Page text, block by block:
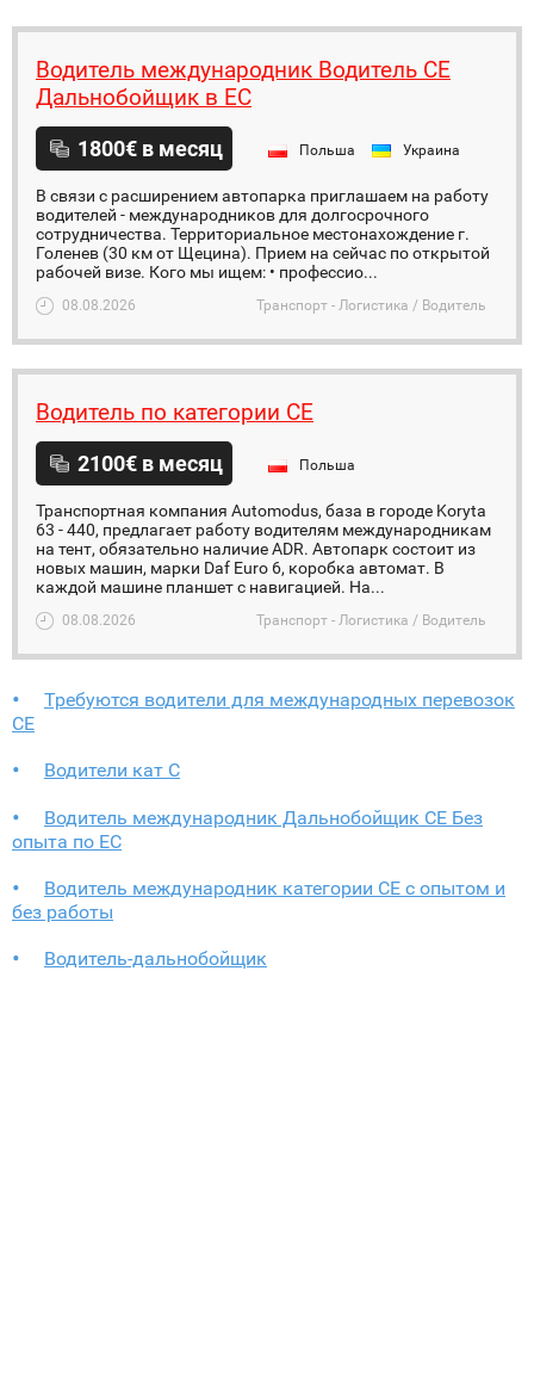
Водитель международник Водитель СЕ
Дальнобойщик в ЕС
1800€ в месяц Польша Украина
В связи с расширением автопарка приглашаем на работу
водителей - международников для долгосрочного
сотрудничества. Территориальное местонахождение г.
Голенев (30 км от Щецина). Прием на сейчас по открытой
рабочей визе. Кого мы ищем: • профессио...
08.08.2026 Транспорт - Логистика / Водитель
Водитель по категории СЕ
2100€ в месяц Польша
Транспортная компания Automodus, база в городе Koryta
63 - 440, предлагает работу водителям международникам
на тент, обязательно наличие ADR. Автопарк состоит из
новых машин, марки Daf Euro 6, коробка автомат. В
каждой машине планшет с навигацией. На...
08.08.2026 Транспорт - Логистика / Водитель
Требуются водители для международных перевозок
CE
Bодители кат С
Водитель международник Дальнобойщик СЕ Без
опыта по ЕС
Водитель международник категории СЕ с опытом и
без работы
Водитель-дальнобойщик